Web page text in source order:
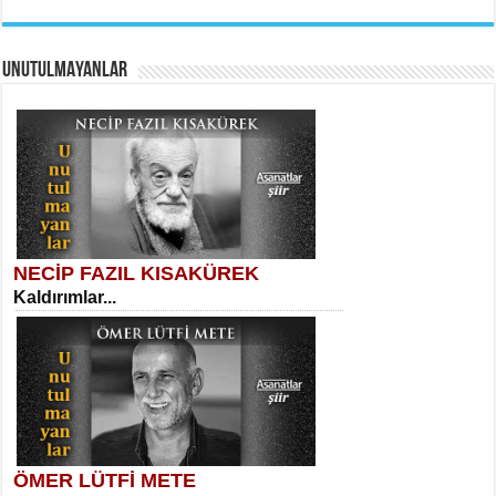
AHMET URFALI
Tahlil Denemesi...
SELAHATTİN YILDIZ
İnsanın Zindanı...
Necati Sarıca
Ben Kader Vurgunuyum Maria...
Sibel Orhan
İki Kırık Boşluk...
UNUTULMAYANLAR
NECİP FAZIL KISAKÜREK
Kaldırımlar...
ÖMER LÜTFİ METE